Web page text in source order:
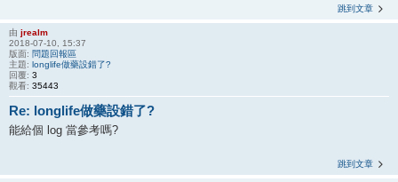
跳到文章
由 jrealm
2018-07-10, 15:37
版面: 問題回報區
主題: longlife做藥設錯了?
回覆: 3
觀看: 35443
Re: longlife做藥設錯了?
能給個 log 當參考嗎?
跳到文章